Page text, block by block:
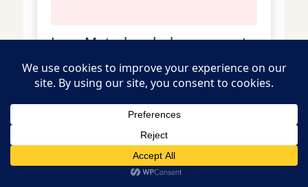
Luxe Motorhandschoenen met
€16,00